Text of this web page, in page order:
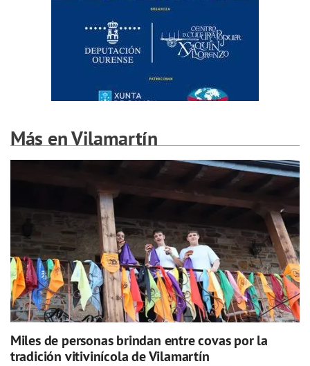
Más en Vilamartín
Miles de personas brindan entre covas por la
tradición vitivinícola de Vilamartín